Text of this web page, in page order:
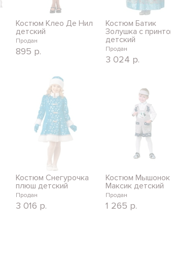
Костюм Клео Де Нил
детский
Продан
895 р.
Костюм Батик
Золушка с
детский
Продан
3 024 р.
Костюм Снегурочка
плюш детский
Продан
3 016 р.
Костюм Мышонок
Максик детский
Продан
1 265 р.